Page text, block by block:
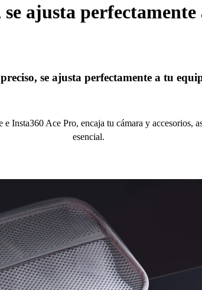
se ajusta
se ajusta perfectamente a tu
Insta360 Ace Pro, encaja tu cámara y accesorios,
esencial.